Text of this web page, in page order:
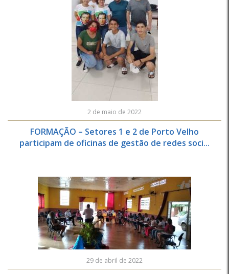
2 de maio de 2022
FORMAÇÃO – Setores 1 e 2 de Porto Velho
participam de oficinas de gestão de redes soci...
29 de abril de 2022